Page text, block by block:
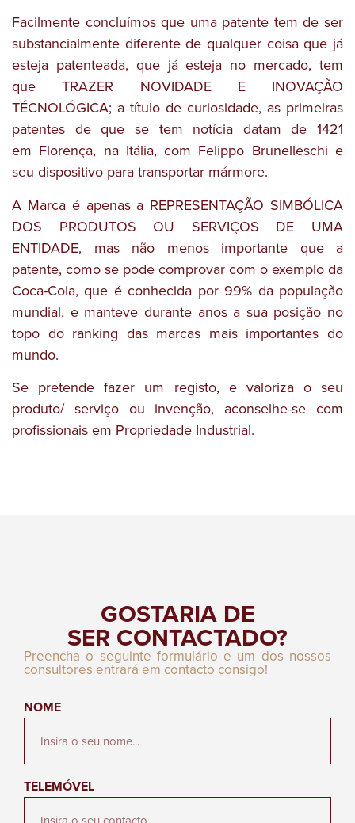
Facilmente concluímos que uma patente tem de ser
substancialmente diferente de qualquer coisa que já
esteja patenteada, que já esteja no mercado, tem
que TRAZER NOVIDADE E INOVAÇÃO
TÉCNOLÓGICA; a título de curiosidade, as primeiras
patentes de que se tem notícia datam de 1421
em Florença, na Itália, com Felippo Brunelleschi e
seu dispositivo para transportar mármore.
A Marca é apenas a REPRESENTAÇÃO SIMBÓLICA
DOS PRODUTOS OU SERVIÇOS DE UMA
ENTIDADE, mas não menos importante que a
patente, como se pode comprovar com o exemplo da
Coca-Cola, que é conhecida por 99% da população
mundial, e manteve durante anos a sua posição no
topo do ranking das marcas mais importantes do
mundo.
Se pretende fazer um registo, e valoriza o seu
produto/ serviço ou invenção, aconselhe-se com
profissionais em Propriedade Industrial.
GOSTARIA DE
SER CONTACTADO?
Preencha o seguinte formulário e um dos nossos
consultores entrará em contacto consigo!
NOME
TELEMÓVEL